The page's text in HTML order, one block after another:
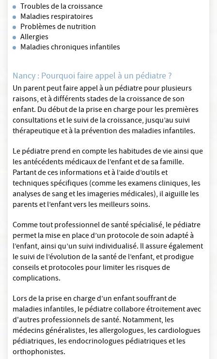
Troubles de la croissance
Maladies respiratoires
Problèmes de nutrition
Allergies
Maladies chroniques infantiles
Nancy : Pourquoi faire appel à un pédiatre ?
Un parent peut faire appel à un pédiatre pour plusieurs
raisons, et à différents stades de la croissance de son
enfant. Du début de la prise en charge pour les premières
consultations et le suivi de la croissance, jusqu’au suivi
thérapeutique et à la prévention des maladies infantiles.
Le pédiatre prend en compte les habitudes de vie ainsi que
les antécédents médicaux de l’enfant et de sa famille.
Partant de ces informations et à l’aide d’outils et
techniques spécifiques (comme les examens cliniques, les
analyses de sang et les imageries médicales), il aiguille les
parents et l’enfant vers les meilleurs soins.
Comme tout professionnel de santé spécialisé, le pédiatre
permet la mise en place d’un protocole de soin adapté à
l’enfant, ainsi qu’un suivi individualisé. Il assure également
le suivi de l’évolution de la santé de l’enfant, et prodigue
conseils et protocoles pour limiter les risques de
complications.
Lors de la prise en charge d’un enfant souffrant de
maladies infantiles, le pédiatre collabore étroitement avec
d'autres professionnels de santé. Notamment, les
médecins généralistes, les allergologues, les cardiologues
pédiatriques, les endocrinologues pédiatriques et les
orthophonistes.